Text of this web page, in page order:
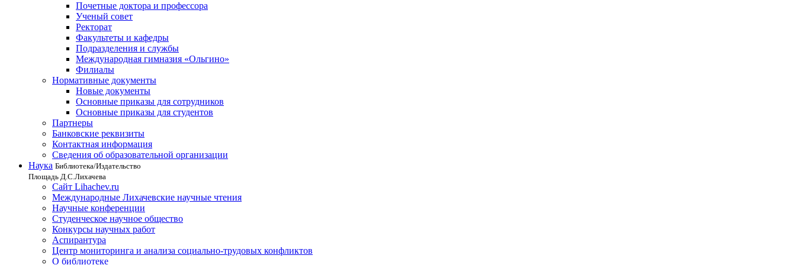
Почетные доктора и профессора
Ученый совет
Ректорат
Факультеты и кафедры
Подразделения и службы
Международная гимназия «Ольгино»
Филиалы
Нормативные документы
Новые документы
Основные приказы для сотрудников
Основные приказы для студентов
Партнеры
Банковские реквизиты
Контактная информация
Сведения об образовательной организации
Наука Библиотека/Издательство
Площадь Д.С.Лихачева
Сайт Lihachev.ru
Международные Лихачевские научные чтения
Научные конференции
Студенческое научное общество
Конкурсы научных работ
Аспирантура
Центр мониторинга и анализа социально-трудовых конфликтов
О библиотеке